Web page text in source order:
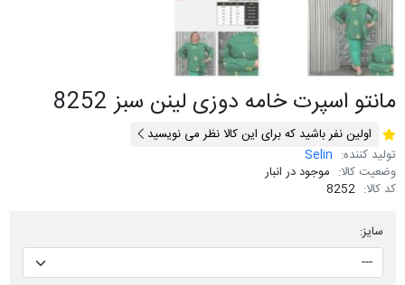
مانتو اسپرت خامه دوزی لینن سبز 8252
اولین نفر باشید که برای این کالا نظر می نویسید
تولید کننده: Selin
وضعیت کالا: موجود در انبار
کد کالا: 8252
سایز: